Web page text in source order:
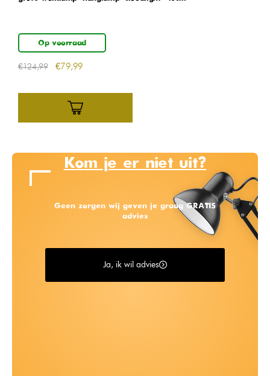
Op voorraad
€124,99 €79,99
Kom je er niet uit?
Geen zorgen wij geven je graag GRATIS
advies
Ja, ik wil advies